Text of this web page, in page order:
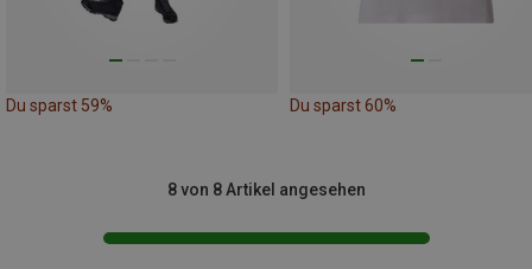
Du sparst 59% Du sparst 60%
8 von 8 Artikel angesehen